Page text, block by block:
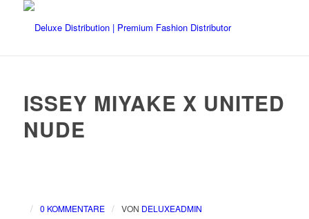
ISSEY MIYAKE X UNITED
NUDE
/ 0 KOMMENTARE / VON DELUXEADMIN